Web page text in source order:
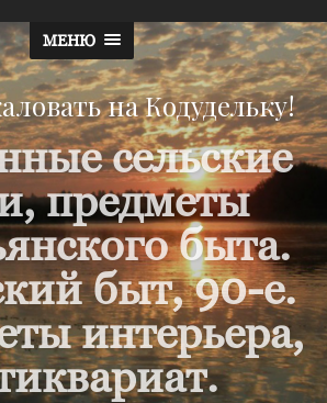
МЕНЮ
на Кодудельку!
сельские
предметы
быта.
быт, 90-е.
интерьера,